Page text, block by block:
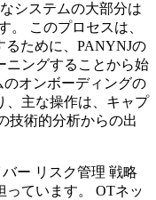
システムの大部分は
。 このプロセスは、
るために、PANYNJの
ニングすることから始
のオンボーディングの
、主な操作は、キャプ
技術的分析からの出
ー リスク管理 戦略
っています。 OTネッ